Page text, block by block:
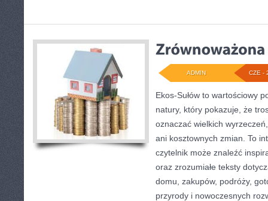
CZE -
ADMIN
Ekos-Sułów to wartościowy
natury, który pokazuje, że
oznaczać wielkich
ani kosztownych zmian. To
czytelnik może znaleźć
oraz zrozumiałe teksty
domu, zakupów, podróży,
przyrody i nowoczesnych